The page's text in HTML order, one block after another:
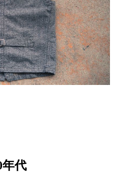
年代